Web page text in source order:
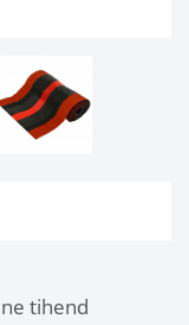
tihend